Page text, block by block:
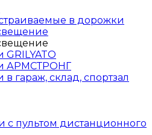
в дорожки
АРМСТРОНГ
гараж, склад, спортзал
с пультом дистанционного